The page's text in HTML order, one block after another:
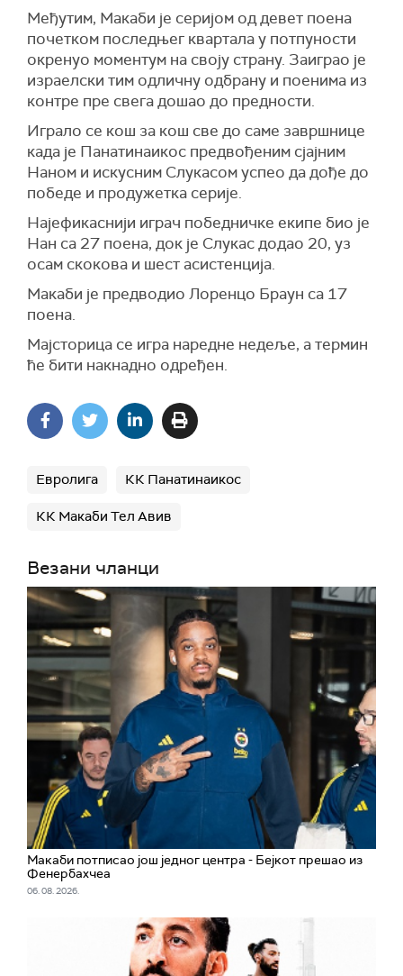
Међутим, Макаби је серијом од девет поена
почетком последњег квартала у потпуности
окренуо моментум на своју страну. Заиграо је
израелски тим одличну одбрану и поенима из
контре пре свега дошао до предности.
Играло се кош за кош све до саме завршнице
када је Панатинаикос предвођеним сјајним
Наном и искусним Слукасом успео да дође до
победе и продужетка серије.
Најефикаснији играч победничке екипе био је
Нан са 27 поена, док је Слукас додао 20, уз
осам скокова и шест асистенција.
Макаби је предводио Лоренцо Браун са 17
поена.
Мајсторица се игра наредне недеље, а термин
ће бити накнадно одређен.
Евролига КК Панатинаикос
КК Макаби Тел Авив
Везани чланци
Макаби потписао још једног центра - Бејкот прешао из
Фенербахчеа
06. 08. 2026.